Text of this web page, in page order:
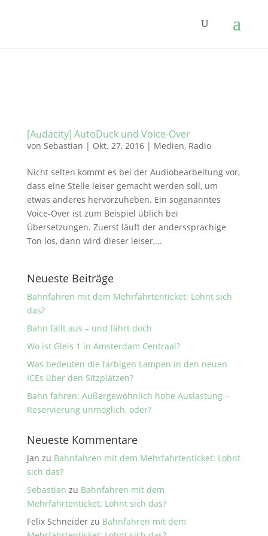
[Audacity] AutoDuck und Voice-Over
von Sebastian | Okt. 27, 2016| Medien, Radio
Nicht selten kommt es bei der Audiobearbeitung vor,
dass eine Stelle leiser gemacht werden soll, um
etwas anderes hervorzuheben. Ein sogenanntes
Voice-Over ist zum Beispiel üblich bei
Übersetzungen. Zuerst läuft der anderssprachige
Ton los, dann wird dieser leiser,...
Neueste Beiträge
Bahnfahren mit dem Mehrfahrtenticket: Lohnt sich
das?
Bahn fällt aus – und fährt doch
Wo ist Gleis 1 in Amsterdam Centraal?
Was bedeuten die farbigen Lampen in den neuen
ICEs über den Sitzplätzen?
Bahn fahren: Außergewöhnlich hohe Auslastung –
Reservierung unmöglich, oder?
Neueste Kommentare
Jan zu Bahnfahren mit dem Mehrfahrtenticket: Lohnt
sich das?
Sebastian zu Bahnfahren mit dem
Mehrfahrtenticket: Lohnt sich das?
Felix Schneiderzu Bahnfahren mit dem